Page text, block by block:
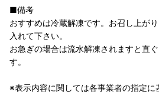
■備考
おすすめは冷蔵解凍です。お召し上が
入れて下さい。
お急ぎの場合は流水解凍されますと直
す。
※表示内容に関しては各事業者の指定に